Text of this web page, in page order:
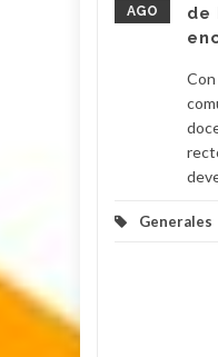
More
AGO
de
Generales